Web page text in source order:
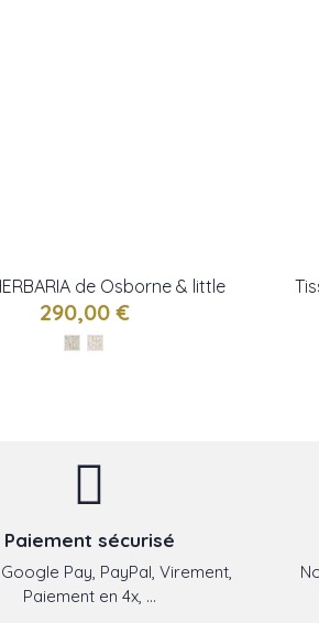
de Osborne & little
290,00 €
Paiement sécurisé
Pay, PayPal, Virement,
Paiement en 4x, ...